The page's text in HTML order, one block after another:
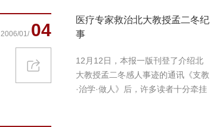
2006/01/ 04
医疗专家救治北大教授孟二冬纪
事
12月12日，本报一版刊登了介绍北
大教授孟二冬感人事迹的通讯《支教
·治学·做人》后，许多读者十分牵挂